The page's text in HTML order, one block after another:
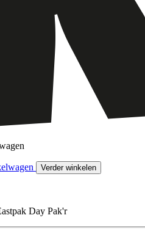
Verder winkelen
Day Pak'r